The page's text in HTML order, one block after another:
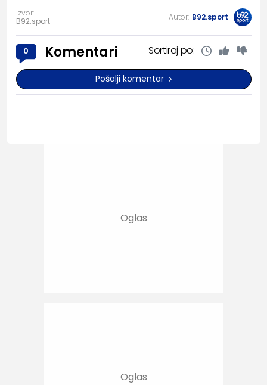
Izvor:
B92.sport
Autor: B92.sport
0 Komentari Sortiraj po:
Pošalji komentar